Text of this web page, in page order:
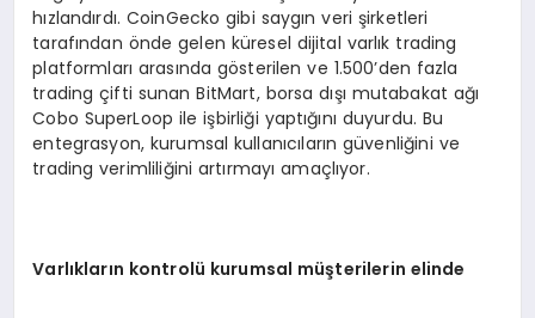
hızlandırdı. CoinGecko gibi saygın veri şirketleri
tarafından önde gelen küresel dijital varlık trading
platformları arasında gösterilen ve 1.500’den fazla
trading çifti sunan BitMart, borsa dışı mutabakat ağı
Cobo SuperLoop ile işbirliği yaptığını duyurdu. Bu
entegrasyon, kurumsal kullanıcıların güvenliğini ve
trading verimliliğini artırmayı amaçlıyor.
Varlıkların kontrolü kurumsal müşterilerin elinde